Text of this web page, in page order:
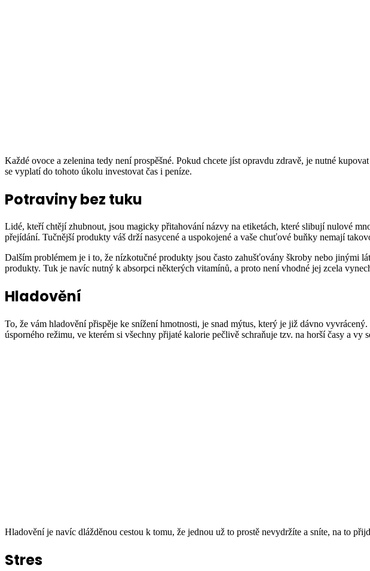
Každé ovoce a zelenina tedy není prospěšné. Pokud chcete jíst opravdu zdravě, je nutné
se vyplatí do tohoto úkolu investovat čas i peníze.
Potraviny bez tuku
Lidé, kteří chtějí zhubnout, jsou magicky přitahování názvy na etiketách, které slibují nulové
přejídání. Tučnější produkty váš drží nasycené a uspokojené a vaše chuťové buňky nemají
Dalším problémem je i to, že nízkotučné produkty jsou často zahušťovány škroby nebo jinými
produkty. Tuk je navíc nutný k absorpci některých vitamínů, a proto není vhodné jej zcela
Hladovění
To, že vám hladovění přispěje ke snížení hmotnosti, je snad mýtus, který je již dávno
úsporného režimu, ve kterém si všechny přijaté kalorie pečlivě schraňuje tzv. na horší časy a vy
Hladovění je navíc dlážděnou cestou k tomu, že jednou už to prostě nevydržíte a sníte, na to
Stres